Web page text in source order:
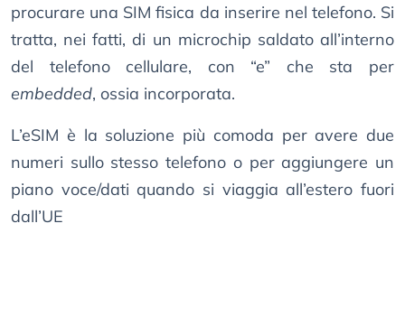
procurare una SIM fisica da inserire nel telefono. Si
tratta, nei fatti, di un microchip saldato all’interno
del telefono cellulare, con “e” che sta per
embedded, ossia incorporata.
L’eSIM è la soluzione più comoda per avere due
numeri sullo stesso telefono o per aggiungere un
piano voce/dati quando si viaggia all’estero fuori
dall’UE